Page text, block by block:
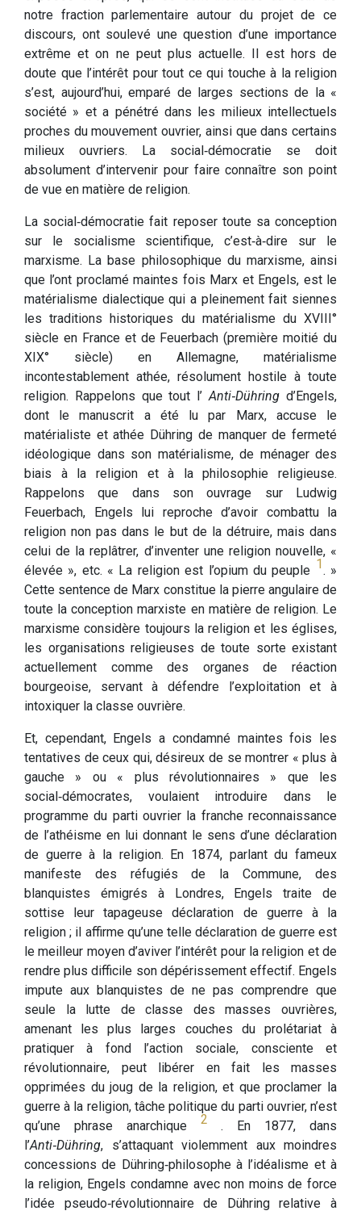
notre fraction parlementaire autour du projet de ce
discours, ont soulevé une question d’une importance
extrême et on ne peut plus actuelle. Il est hors de
doute que l’intérêt pour tout ce qui touche à la religion
s’est, aujourd’hui, emparé de larges sections de la «
société » et a pénétré dans les milieux intellectuels
proches du mouvement ouvrier, ainsi que dans certains
milieux ouvriers. La social‑démocratie se doit
absolument d’intervenir pour faire connaître son point
de vue en matière de religion.
La social‑démocratie fait reposer toute sa conception
sur le socialisme scientifique, c’est‑à‑dire sur le
marxisme. La base philosophique du marxisme, ainsi
que l’ont proclamé maintes fois Marx et Engels, est le
matérialisme dialectique qui a pleinement fait siennes
les traditions historiques du matérialisme du XVIII°
siècle en France et de Feuerbach (première moitié du
XIX° siècle) en Allemagne, matérialisme
incontestablement athée, résolument hostile à toute
religion. Rappelons que tout l’Anti‑Dühring d’Engels,
dont le manuscrit a été lu par Marx, accuse le
matérialiste et athée Dühring de manquer de fermeté
idéologique dans son matérialisme, de ménager des
biais à la religion et à la philosophie religieuse.
Rappelons que dans son ouvrage sur Ludwig
Feuerbach, Engels lui reproche d’avoir combattu la
religion non pas dans le but de la détruire, mais dans
celui de la replâtrer, d’inventer une religion nouvelle, «
élevée », etc. « La religion est l’opium du peuple 1. »
Cette sentence de Marx constitue la pierre angulaire de
toute la conception marxiste en matière de religion. Le
marxisme considère toujours la religion et les églises,
les organisations religieuses de toute sorte existant
actuellement comme des organes de réaction
bourgeoise, servant à défendre l’exploitation et à
intoxiquer la classe ouvrière.
Et, cependant, Engels a condamné maintes fois les
tentatives de ceux qui, désireux de se montrer « plus à
gauche » ou « plus révolutionnaires » que les
social‑démocrates, voulaient introduire dans le
programme du parti ouvrier la franche reconnaissance
de l’athéisme en lui donnant le sens d’une déclaration
de guerre à la religion. En 1874, parlant du fameux
manifeste des réfugiés de la Commune, des
blanquistes émigrés à Londres, Engels traite de
sottise leur tapageuse déclaration de guerre à la
religion ; il affirme qu’une telle déclaration de guerre est
le meilleur moyen d’aviver l’intérêt pour la religion et de
rendre plus difficile son dépérissement effectif. Engels
impute aux blanquistes de ne pas comprendre que
seule la lutte de classe des masses ouvrières,
amenant les plus larges couches du prolétariat à
pratiquer à fond l’action sociale, consciente et
révolutionnaire, peut libérer en fait les masses
opprimées du joug de la religion, et que proclamer la
guerre à la religion, tâche politique du parti ouvrier, n’est
qu’une phrase anarchique 2 . En 1877, dans
l’Anti‑Dühring, s’attaquant violemment aux moindres
concessions de Dühring‑philosophe à l’idéalisme et à
la religion, Engels condamne avec non moins de force
l’idée pseudo‑révolutionnaire de Dühring relative à